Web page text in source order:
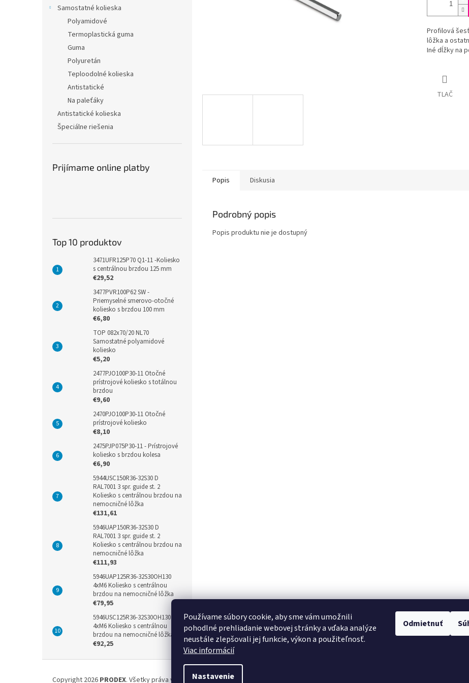
Používame súbory cookie, aby sme vám umožnili
pohodlné prehliadanie webovej stránky a vďaka analýze
neustále zlepšovali jej funkcie, výkon a použiteľnosť.
Viac informácií
Nastavenie
Odmietnuť
Samostatné kolieska
Polyamidové
Termoplastická guma
Guma
Polyuretán
Teploodolné kolieska
Antistatické
Na paleťáky
Antistatické kolieska
Špeciálne riešenia
Prijímame online platby
Top 10 produktov
3471UFR125P70 Q1-11 -Koliesko
s centrálnou brzdou 125 mm
€29,52
3477PVR100P62 SW -
Priemyselné smerovo-otočné
koliesko s brzdou 100 mm
€6,80
TOP 082x70/20 NL70
Samostatné polyamidové
koliesko
€5,20
2477PJO100P30-11 Otočné
prístrojové koliesko s totálnou
brzdou
€9,60
2470PJO100P30-11 Otočné
prístrojové koliesko
€8,10
2475PJP075P30-11 - Prístrojové
koliesko s brzdou kolesa
€6,90
5944USC150R36-32S30 D
RAL7001 3 spr. guide st. 2
Koliesko s centrálnou brzdou na
nemocničné lôžka
€131,61
5946UAP150R36-32S30 D
RAL7001 3 spr. guide st. 2
Koliesko s centrálnou brzdou na
nemocničné lôžka
€111,93
5946UAP125R36-32S30OH130
4xM6 Koliesko s centrálnou
brzdou na nemocničné lôžka
€79,95
5946USC125R36-32S30OH130
4xM6 Koliesko s centrálnou
brzdou na nemocničné lôžka
€92,25
Profilová
lôžka a
Iné dĺžky na
TLAČ
Popis Diskusia
Podrobný popis
Popis produktu nie je dostupný
Copyright 2026 PRODEX. Všetky práva vyhradené.Upraviť nastavenie cookies